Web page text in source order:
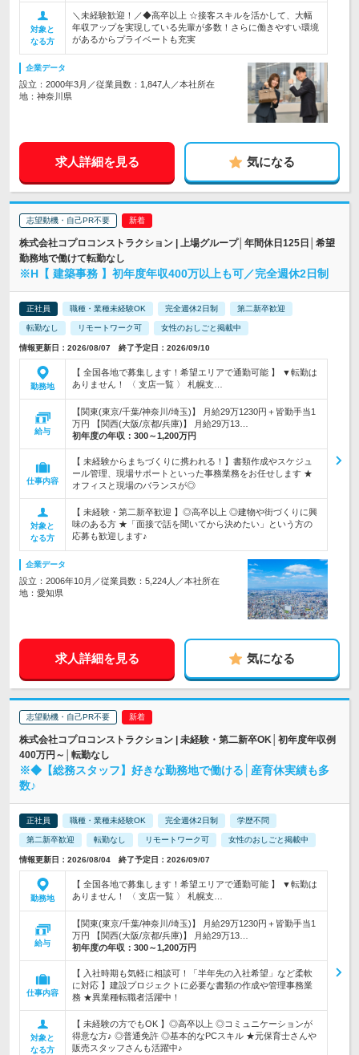
対象と
なる方
＼未経験歓迎！／◆高卒以上 ☆接客スキルを活かして、大幅
年収アップを実現している先輩が多数！さらに働きやすい環境
があるからプライベートも充実
企業データ
設立：2000年3月／従業員数：1,847人／本社所在
地：神奈川県
求人詳細を見る 気になる
志望動機・自己PR不要
株式会社コプロコンストラクション | 上場グループ│年間休日125日│希望
勤務地で働けて転勤なし
※H【 建築事務 】初年度年収400万以上も可／完全週休2日制
正社員 職種・業種未経験OK 完全週休2日制 第二新卒歓迎
転勤なし リモートワーク可 女性のおしごと掲載中
情報更新日：2026/08/07 終了予定日：2026/09/10
勤務地
【 全国各地で募集します！希望エリアで通勤可能 】 ▼転勤は
ありません！ 〈 支店一覧 〉 札幌支…
給与
【関東(東京/千葉/神奈川/埼玉)】 月給29万1230円＋皆勤手当1
万円 【関西(大阪/京都/兵庫)】 月給29万13…
初年度の年収： 300～1,200万円
仕事内容
【 未経験からまちづくりに携われる！】書類作成やスケジュ
ール管理、現場サポートといった事務業務をお任せします ★
オフィスと現場のバランスが◎
対象と
なる方
【 未経験・第二新卒歓迎 】◎高卒以上 ◎建物や街づくりに興
味のある方 ★「面接で話を聞いてから決めたい」という方の
応募も歓迎します♪
企業データ
設立：2006年10月／従業員数：5,224人／本社所在
地：愛知県
求人詳細を見る 気になる
志望動機・自己PR不要
株式会社コプロコンストラクション | 未経験・第二新卒OK│初年度年収例
400万円～│転勤なし
※◆【総務スタッフ】好きな勤務地で働ける│産育休実績も多
数♪
正社員 職種・業種未経験OK 完全週休2日制 学歴不問
第二新卒歓迎 転勤なし リモートワーク可 女性のおしごと掲載中
情報更新日：2026/08/04 終了予定日：2026/09/07
勤務地
【 全国各地で募集します！希望エリアで通勤可能 】 ▼転勤は
ありません！ 〈 支店一覧 〉 札幌支…
給与
【関東(東京/千葉/神奈川/埼玉)】 月給29万1230円＋皆勤手当1
万円 【関西(大阪/京都/兵庫)】 月給29万13…
初年度の年収： 300～1,200万円
仕事内容
【 入社時期も気軽に相談可！「半年先の入社希望」など柔軟
に対応 】建設プロジェクトに必要な書類の作成や管理事務業
務 ★異業種転職者活躍中！
対象と
なる方
【 未経験の方でもOK 】◎高卒以上 ◎コミュニケーションが
得意な方♪ ◎普通免許 ◎基本的なPCスキル ★元保育士さんや
販売スタッフさんも活躍中♪